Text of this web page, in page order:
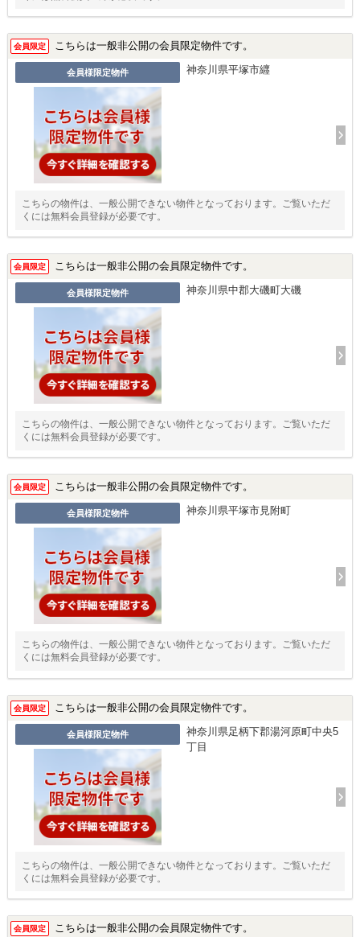
会員限定 こちらは一般非公開の会員限定物件です。
会員様限定物件 神奈川県平塚市纒
こちらの物件は、一般公開できない物件となっております。ご覧いただ
くには無料会員登録が必要です。
会員限定 こちらは一般非公開の会員限定物件です。
会員様限定物件 神奈川県中郡大磯町大磯
こちらの物件は、一般公開できない物件となっております。ご覧いただ
くには無料会員登録が必要です。
会員限定 こちらは一般非公開の会員限定物件です。
会員様限定物件 神奈川県平塚市見附町
こちらの物件は、一般公開できない物件となっております。ご覧いただ
くには無料会員登録が必要です。
会員限定 こちらは一般非公開の会員限定物件です。
会員様限定物件
神奈川県足柄下郡湯河原町中央5
丁目
こちらの物件は、一般公開できない物件となっております。ご覧いただ
くには無料会員登録が必要です。
会員限定 こちらは一般非公開の会員限定物件です。